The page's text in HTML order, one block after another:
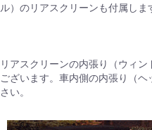
ル）のリアスクリーンも付属しま
リアスクリーンの内張り（ウィ
ございます。車内側の内張り（
さい。